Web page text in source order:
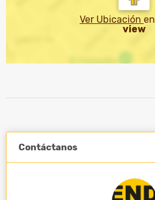
Ver Ubicación en
view
Contáctanos